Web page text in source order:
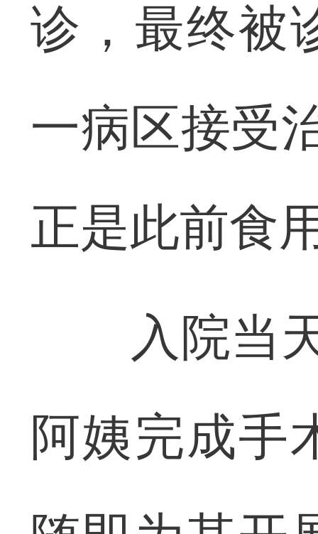
诊，最终被
一病区接受
正是此前食
入院当天
阿姨完成手